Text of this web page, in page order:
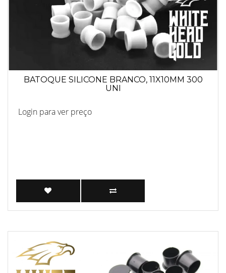
BATOQUE SILICONE BRANCO, 11X10MM 300
UNI
Login para ver preço